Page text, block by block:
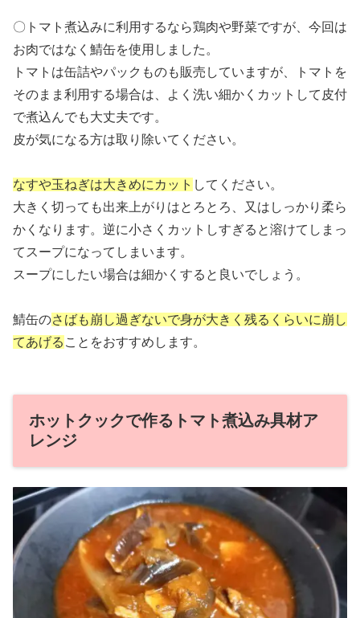
〇トマト煮込みに利用するなら鶏肉や野菜ですが、今回は
お肉ではなく鯖缶を使用しました。
トマトは缶詰やパックものも販売していますが、トマトを
そのまま利用する場合は、よく洗い細かくカットして皮付
で煮込んでも大丈夫です。
皮が気になる方は取り除いてください。
なすや玉ねぎは大きめにカット してください。
大きく切っても出来上がりはとろとろ、又はしっかり柔ら
かくなります。逆に小さくカットしすぎると溶けてしまっ
てスープになってしまいます。
スープにしたい場合は細かくすると良いでしょう。
鯖缶のさばも崩し過ぎないで身が大きく残るくらいに崩し
てあげる ことをおすすめします。
ホットクックで作るトマト煮込み具材ア
レンジ